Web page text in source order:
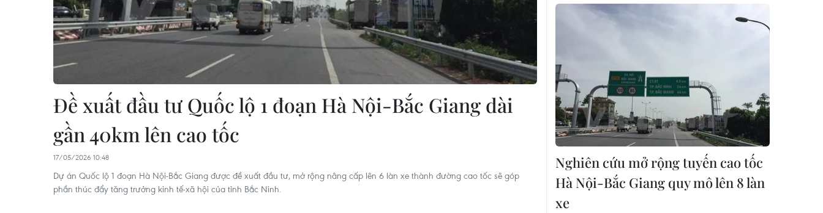
Đề xuất đầu tư Quốc lộ 1 đoạn Hà Nội-Bắc Giang dài
gần 40km lên cao tốc
17/05/2026 10:48
Dự án Quốc lộ 1 đoạn Hà Nội-Bắc Giang được đề xuất đầu tư, mở rộng nâng cấp lên 6 làn xe thành đường cao tốc sẽ góp
phần thúc đẩy tăng trưởng kinh tế-xã hội của tỉnh Bắc Ninh.
Nghiên cứu mở rộng tuyến cao tốc
Hà Nội-Bắc Giang quy mô lên 8 làn
xe